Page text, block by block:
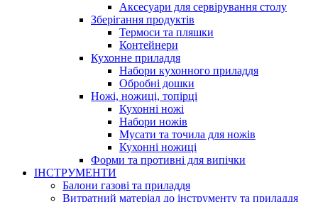
Аксесуари для сервірування столу
Зберігання продуктів
Термоси та пляшки
Контейнери
Кухонне приладдя
Набори кухонного приладдя
Обробні дошки
Ножі, ножиці, топірці
Кухонні ножі
Набори ножів
Мусати та точила для ножів
Кухонні ножиці
Форми та противні для випічки
ІНСТРУМЕНТИ
Балони газові та приладдя
Витратний матеріал до інструменту та приладдя